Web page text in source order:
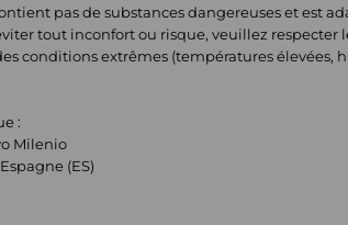
pas de substances dangereuses et est
tout inconfort ou risque, veuillez respecter
conditions extrêmes (températures élevées,
:
Milenio
(ES)